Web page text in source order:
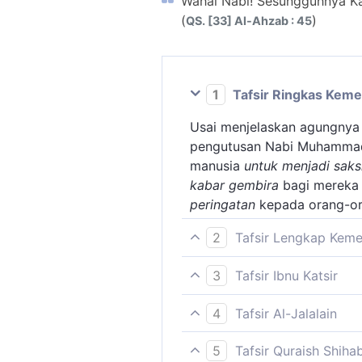
(QS. [33] Al-Ahzab : 45)
1
Tafsir Ringkas
Usai menjelaskan
pengutusan Nabi
manusia untuk menjadi
kabar gembira bagi
peringatan kepada orang-
2
Tafsir Lengkap
Pada ayat ini, Allah
orang (umat) yang pernah
orang yang membenarkan
dimasukkan ke dalam
bahwa mereka akan diazab
3
Tafsir Ibnu Katsir
Imam Ahmad
ibnu Sulaiman, telah
berjumpa dengan
4
Tafsir Al-Jalalain
(Hai Nabi, sesungguhnya
5 Tafsir Quraish